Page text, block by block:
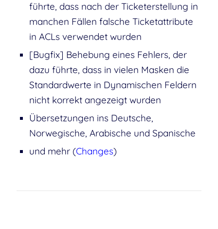
führte, dass nach der Ticketerstellung in
manchen Fällen falsche Ticketattribute
in ACLs verwendet wurden
[Bugfix] Behebung eines Fehlers, der
dazu führte, dass in vielen Masken die
Standardwerte in Dynamischen Feldern
nicht korrekt angezeigt wurden
Übersetzungen ins Deutsche,
Norwegische, Arabische und Spanische
und mehr (Changes)